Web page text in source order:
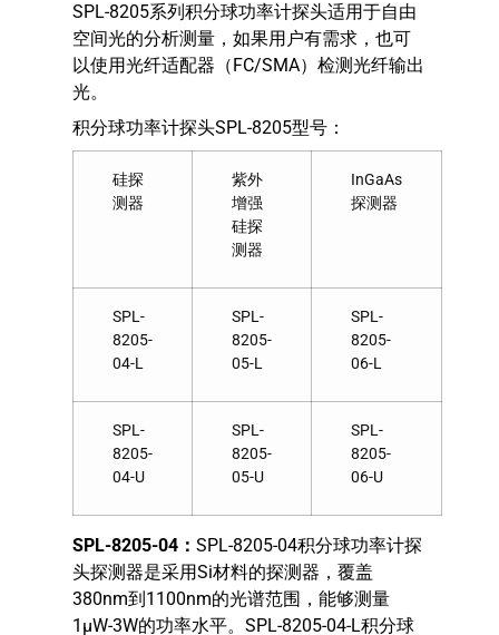
SPL-8205系列积分球功率计探头适用于自由
空间光的分析测量，如果用户有需求，也可
以使用光纤适配器（FC/SMA）检测光纤输出
光。
积分球功率计探头SPL-8205型号：
硅探
测器
紫外
增强
硅探
测器
InGaAs
探测器
SPL-
8205-
04-L
SPL-
8205-
05-L
SPL-
8205-
06-L
SPL-
8205-
04-U
SPL-
8205-
05-U
SPL-
8205-
06-U
SPL-8205-04 ： SPL-8205-04积分球功率计探
头探测器是采用Si材料的探测器，覆盖
380nm到1100nm的光谱范围，能够测量
1μW-3W的功率水平。SPL-8205-04-L积分球